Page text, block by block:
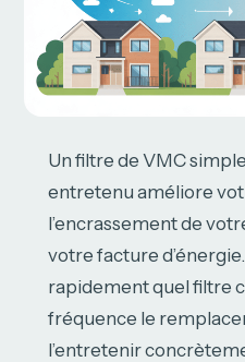
Un filtre de VMC
entretenu améliore
l’encrassement de
votre facture
rapidement quel filtre
fréquence le
l’entretenir